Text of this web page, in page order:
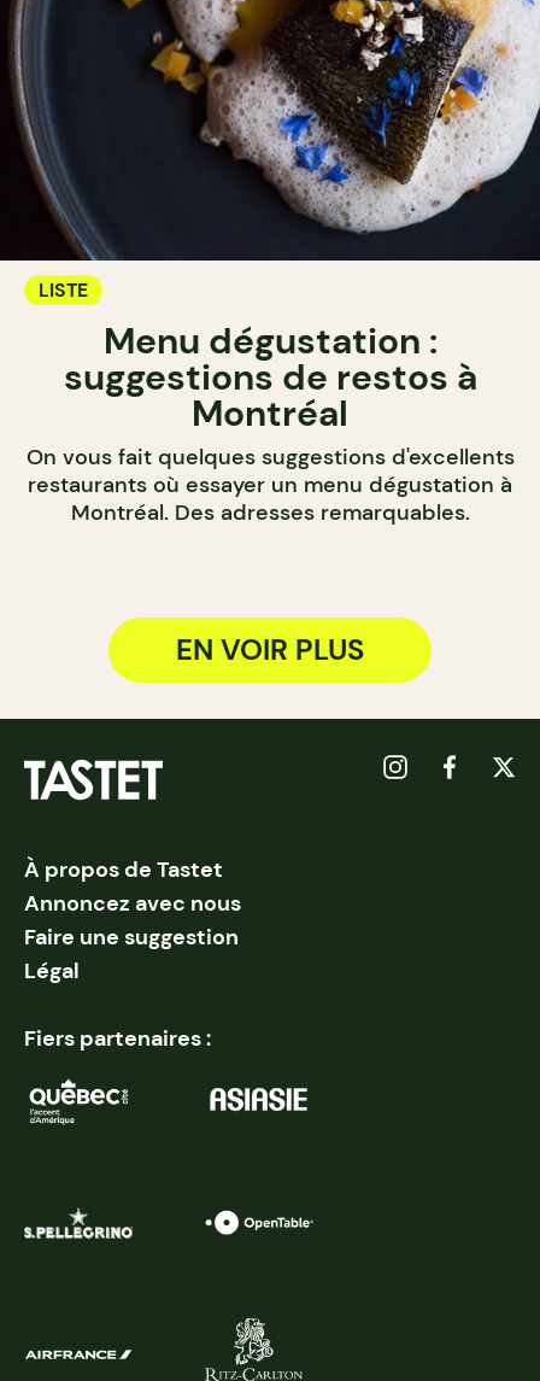
LISTE
Menu dégustation :
suggestions de restos à
Montréal
On vous fait quelques suggestions d'excellents
restaurants où essayer un menu dégustation à
Montréal. Des adresses remarquables.
EN VOIR PLUS
À propos de Tastet
Annoncez avec nous
Faire une suggestion
Légal
Fiers partenaires :